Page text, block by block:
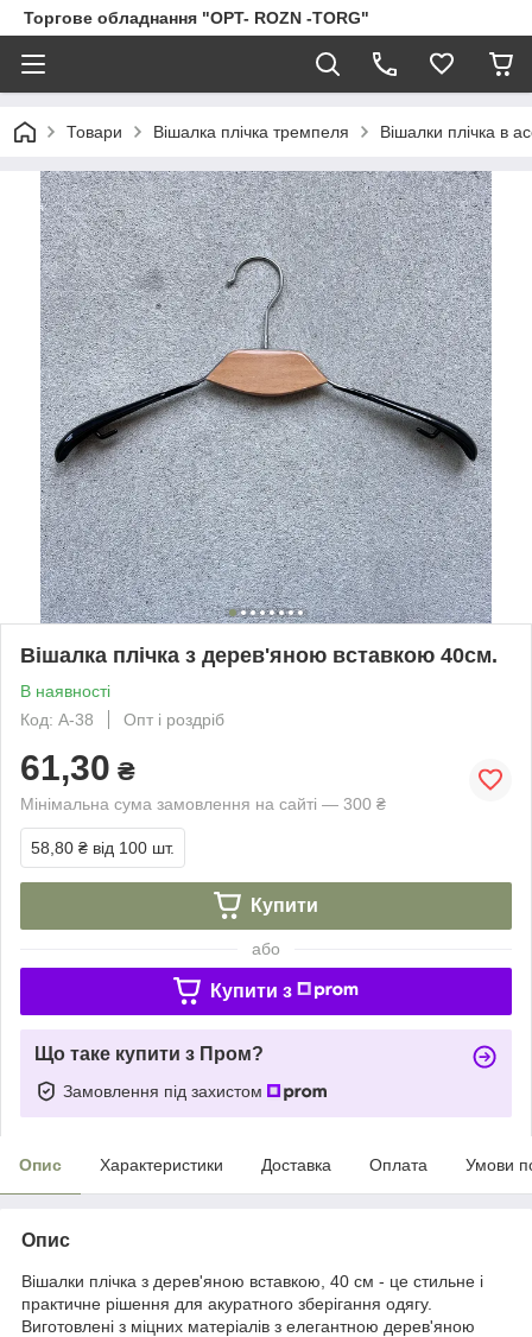
Торгове обладнання "OPT- ROZN -TORG"
Товари Вішалка плічка тремпеля Вішалки плічка в
Вішалка плічка з дерев'яною вставкою 40см.
В наявності
Код: А-38
Опт і роздріб
61,30 ₴
Мінімальна сума замовлення на сайті — 300 ₴
58,80 ₴ від 100 шт.
Купити
або
Купити з
Що таке купити з Пром?
Замовлення під захистом
Опис Характеристики Доставка Оплата Умови
Опис
Вішалки плічка з дерев'яною вставкою, 40 см - це стильне і
практичне рішення для акуратного зберігання одягу.
Виготовлені з міцних матеріалів з елегантною дерев'яною